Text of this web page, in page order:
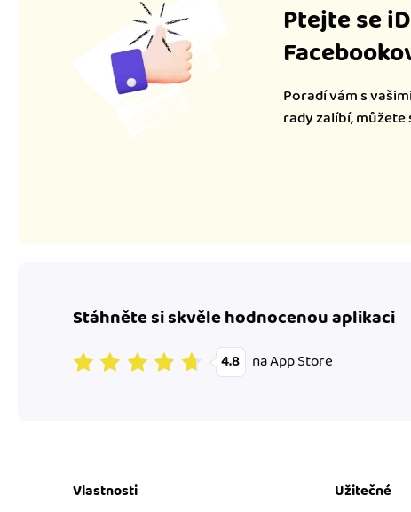
Ptejte se
Poradí vám s
rady zalíbí,
Stáhněte si skvěle hodnocenou aplikaci
4.8 na App Store
Vlastnosti
Užitečné